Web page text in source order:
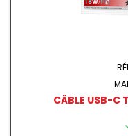
CÂBLE USB-C